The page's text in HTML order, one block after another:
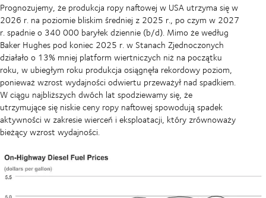
Prognozujemy, że produkcja ropy naftowej w USA utrzyma się w
2026 r. na poziomie bliskim średniej z 2025 r., po czym w 2027
r. spadnie o 340 000 baryłek dziennie (b/d). Mimo że według
Baker Hughes pod koniec 2025 r. w Stanach Zjednoczonych
działało o 13% mniej platform wiertniczych niż na początku
roku, w ubiegłym roku produkcja osiągnęła rekordowy poziom,
ponieważ wzrost wydajności odwiertu przeważył nad spadkiem.
W ciągu najbliższych dwóch lat spodziewamy się, że
utrzymujące się niskie ceny ropy naftowej spowodują spadek
aktywności w zakresie wierceń i eksploatacji, który zrównoważy
bieżący wzrost wydajności.